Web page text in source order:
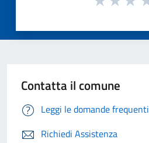
Contatta il comune
Leggi le domande frequenti
Richiedi Assistenza